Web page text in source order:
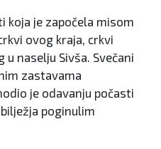
koja je započela misom
ovog kraja, crkvi
naselju Sivša. Svečani
zastavama
je odavanju počasti
poginulim